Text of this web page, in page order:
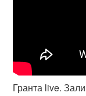
Гранта live.